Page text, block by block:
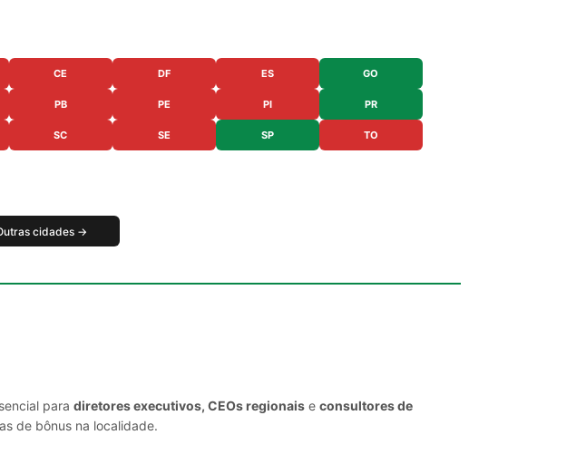
CE DF ES GO
PB PE PI PR
SC SE SP TO
cidades →
para diretores executivos, CEOs regionais e consultores de
de bônus na localidade.